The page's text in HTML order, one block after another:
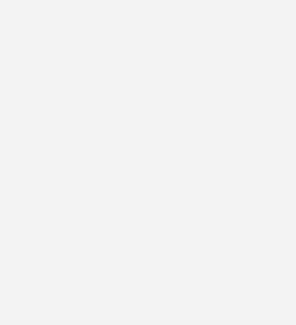
Sie regelmäßig von uns
Neuigkeiten, gebündelt und
bin ich damit einverstanden, über
Angebote